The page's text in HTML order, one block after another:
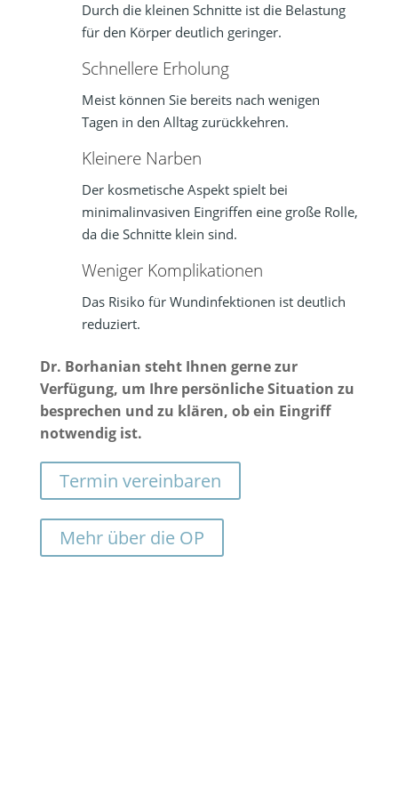
Durch die kleinen Schnitte ist die Belastung
für den Körper deutlich geringer.
Schnellere Erholung
Meist können Sie bereits nach wenigen
Tagen in den Alltag zurückkehren.
Kleinere Narben
Der kosmetische Aspekt spielt bei
minimalinvasiven Eingriffen eine große Rolle,
da die Schnitte klein sind.
Weniger Komplikationen
Das Risiko für Wundinfektionen ist deutlich
reduziert.
Dr. Borhanian steht Ihnen gerne zur
Verfügung, um Ihre persönliche Situation zu
besprechen und zu klären, ob ein Eingriff
notwendig ist.
Termin vereinbaren
Mehr über die OP